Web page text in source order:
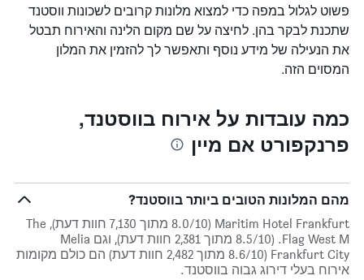
פשוט לגלול במפה כדי למצוא מלונות קרובים לשכונות ווסטנד
שתכנת לבקר בהן. לחיצה על שם מקום הלינה והאירוח תבטל
את הנעילה של מידע נוסף ותאפשר לך להזמין את המלון
המסוים הזה.
כמה עובדות על אירוח בווסטנד,
פרנקפורט אם מיין
מהם המלונות הטובים ביותר בווסטנד?
Maritim Hotel Frankfurt (8.0/10 מתוך 7,130 חוות דעת), The
Flag West M. (8.5/10 מתוך 2,381 חוות דעת), וגם Melia
Frankfurt City (8.6/10 מתוך 2,482 חוות דעת) הם כולם מקומות
אירוח בעלי דירוג גבוה בווסטנד.